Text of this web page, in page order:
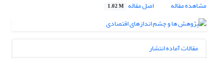
مشاهده مقاله
اصل مقاله 1.02 M
مقالات آماده انتشار